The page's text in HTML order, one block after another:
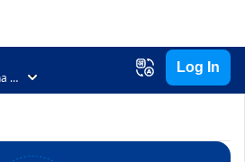
Noida, Gautam Buddha Nagar, Uttar Pradesh
Log In